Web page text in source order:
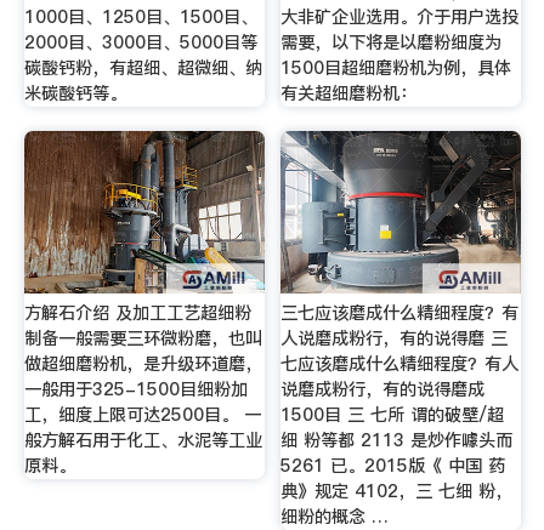
1000目、1250目、1500目、
2000目、3000目、5000目等
碳酸钙粉，有超细、超微细、纳
米碳酸钙等。
大非矿企业选用。介于用户选投
需要，以下将是以磨粉细度为
1500目超细磨粉机为例，具体
有关超细磨粉机：
方解石介绍 及加工工艺超细粉
制备一般需要三环微粉磨，也叫
做超细磨粉机，是升级环道磨，
一般用于325-1500目细粉加
工，细度上限可达2500目。 一
般方解石用于化工、水泥等工业
原料。
三七应该磨成什么精细程度？有
人说磨成粉行，有的说得磨 三
七应该磨成什么精细程度？有人
说磨成粉行，有的说得磨成
1500目 三 七所 谓的破壁/超
细 粉等都 2113 是炒作噱头而
5261 已。2015版《 中国 药
典》规定 4102，三 七细 粉，
细粉的概念 …